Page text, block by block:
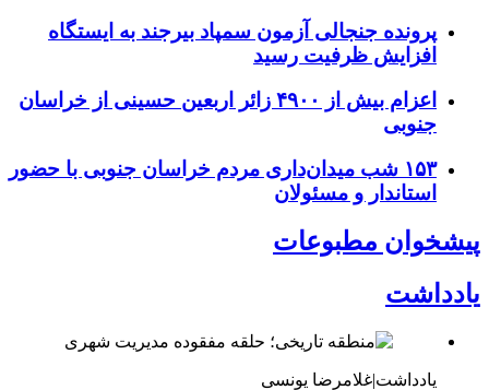
پرونده جنجالی آزمون سمپاد بیرجند به ایستگاه
افزایش ظرفیت رسید
اعزام بیش از ۴۹۰۰ زائر اربعین حسینی از خراسان
جنوبی
۱۵۳ شب میدان‌داری مردم خراسان جنوبی با حضور
استاندار و مسئولان
پیشخوان مطبوعات
یادداشت
یادداشت|غلامرضا یونسی